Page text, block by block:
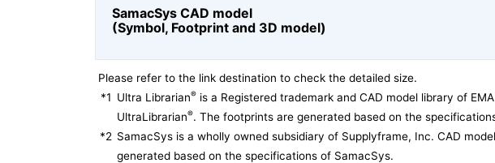
SamacSys CAD model
(Symbol, Footprint and 3D model)
Please refer to the link destination to check the detailed size.
*1 Ultra Librarian® is a Registered trademark and CAD model library of
UltraLibrarian®. The footprints are generated based on the
*2 SamacSys is a wholly owned subsidiary of Supplyframe, Inc. CAD
generated based on the specifications of SamacSys.